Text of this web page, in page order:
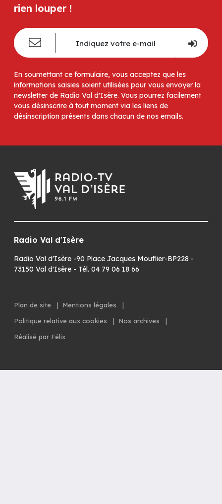
rien louper !
En soumettant ce formulaire, vous acceptez que les
informations saisies soient utilisées pour vous envoyer la
newsletter de Radio Val d'Isère. Vous pourrez facilement
vous désinscrire à tout moment via les liens de
désinscription présents dans chacun de nos emails.
Radio Val d'Isère
Radio Val d'Isère -90 Place Jacques Mouflier-BP228 -
73150 Val d'Isère - Tél. 04 79 06 18 66
Plan de site | Mentions légales
|
Politique relative aux cookies
| Nos archives
|
Réalisé par Félix